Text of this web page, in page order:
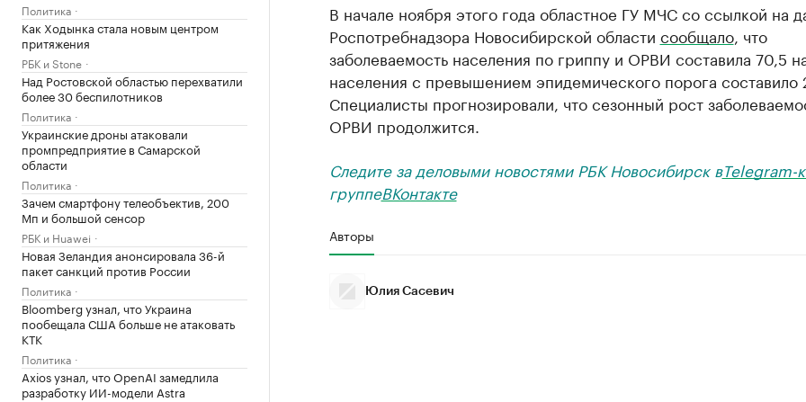
Политика
Как Ходынка стала новым центром
притяжения
РБК и Stone
Над Ростовской областью перехватили
более 30 беспилотников
Политика
Украинские дроны атаковали
промпредприятие в Самарской
области
Политика
Зачем смартфону телеобъектив, 200
Мп и большой сенсор
РБК и Huawei
Новая Зеландия анонсировала 36-й
пакет санкций против России
Политика
Bloomberg узнал, что Украина
пообещала США больше не атаковать
КТК
Политика
Axios узнал, что OpenAI замедлила
разработку ИИ-модели Astra
В начале ноября этого года областное ГУ МЧС со ссылкой на
Роспотребнадзора Новосибирской области сообщало, что
заболеваемость населения по гриппу и ОРВИ составила 70,5
населения с превышением эпидемического порога составило
Специалисты прогнозировали, что сезонный рост
ОРВИ продолжится.
Следите за деловыми новостями РБК Новосибирск вTelegram-
группеВКонтакте
Авторы
Юлия Сасевич